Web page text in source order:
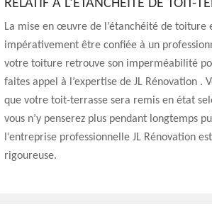
RELATIF À L’ÉTANCHÉITÉ DE TOIT-
La mise en œuvre de l’étanchéité de toiture
impérativement être confiée à un
votre toiture retrouve son imperméabilité
faites appel à l’expertise de JL Rénovation .
que votre toit-terrasse sera remis en état
vous n’y penserez plus pendant longtemps
l’entreprise professionnelle JL Rénovation
rigoureuse.